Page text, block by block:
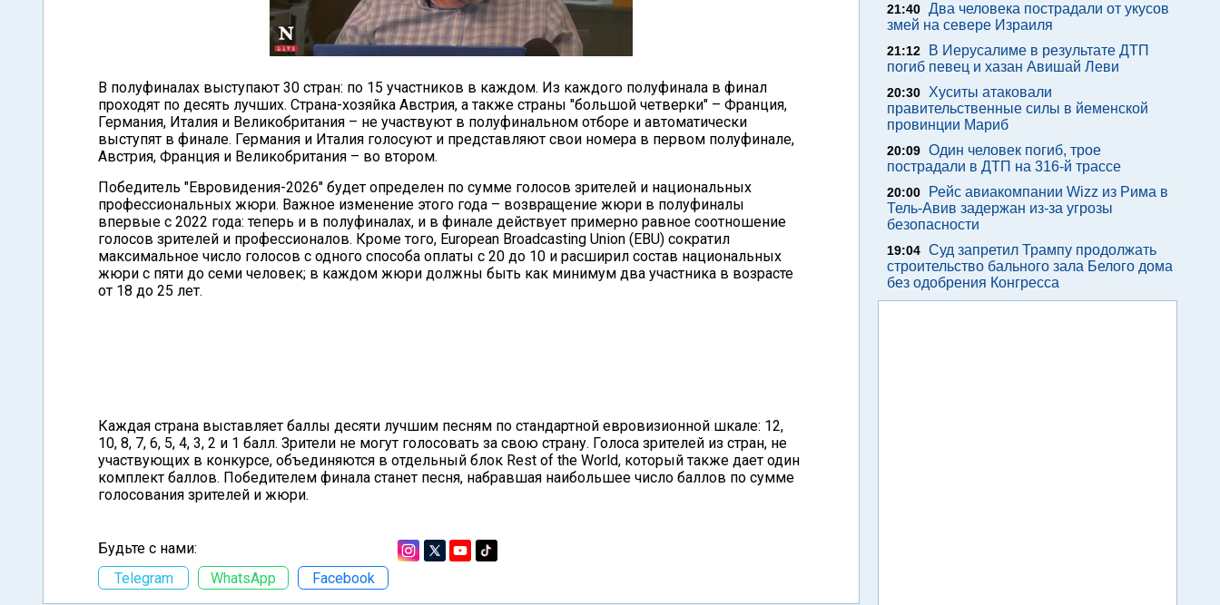
В полуфиналах выступают 30 стран: по 15 участников в каждом. Из каждого полуфинала в финал
проходят по десять лучших. Страна-хозяйка Австрия, а также страны "большой четверки" – Франция,
Германия, Италия и Великобритания – не участвуют в полуфинальном отборе и автоматически
выступят в финале. Германия и Италия голосуют и представляют свои номера в первом полуфинале,
Австрия, Франция и Великобритания – во втором.
Победитель "Евровидения-2026" будет определен по сумме голосов зрителей и национальных
профессиональных жюри. Важное изменение этого года – возвращение жюри в полуфиналы
впервые с 2022 года: теперь и в полуфиналах, и в финале действует примерно равное соотношение
голосов зрителей и профессионалов. Кроме того, European Broadcasting Union (EBU) сократил
максимальное число голосов с одного способа оплаты с 20 до 10 и расширил состав национальных
жюри с пяти до семи человек; в каждом жюри должны быть как минимум два участника в возрасте
от 18 до 25 лет.
Каждая страна выставляет баллы десяти лучшим песням по стандартной евровизионной шкале: 12,
10, 8, 7, 6, 5, 4, 3, 2 и 1 балл. Зрители не могут голосовать за свою страну. Голоса зрителей из стран, не
участвующих в конкурсе, объединяются в отдельный блок Rest of the World, который также дает один
комплект баллов. Победителем финала станет песня, набравшая наибольшее число баллов по сумме
голосования зрителей и жюри.
Будьте с нами:
Telegram
WhatsApp Facebook
21:40 Два человека пострадали от укусов
змей на севере Израиля
21:12
В Иерусалиме в результате ДТП
погиб певец и хазан Авишай Леви
20:30
Хуситы атаковали
правительственные силы в йеменской
провинции Мариб
20:09 Один человек погиб, трое
пострадали в ДТП на 316-й трассе
20:00
Рейс авиакомпании Wizz из Рима в
Тель-Авив задержан из-за угрозы
безопасности
19:04 Суд запретил Трампу продолжать
строительство бального зала Белого дома
без одобрения Конгресса